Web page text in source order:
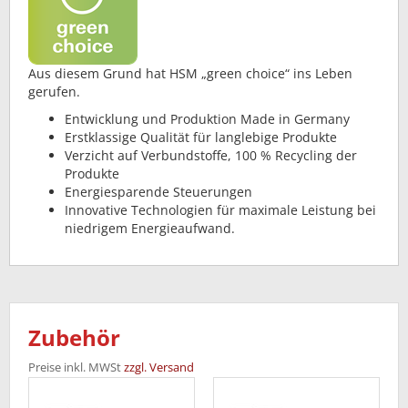
Aus diesem Grund hat HSM „green choice“ ins Leben
gerufen.
Entwicklung und Produktion Made in Germany
Erstklassige Qualität für langlebige Produkte
Verzicht auf Verbundstoffe, 100 % Recycling der
Produkte
Energiesparende Steuerungen
Innovative Technologien für maximale Leistung bei
niedrigem Energieaufwand.
Zubehör
Preise inkl. MWStzzgl. Versand